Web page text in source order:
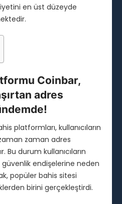
en üst düzeyde
Coinbar,
adres
platformları, kullanıcıların
zaman adres
Bu durum kullanıcıların
güvenlik endişelerine neden
popüler bahis sitesi
birini gerçekleştirdi.